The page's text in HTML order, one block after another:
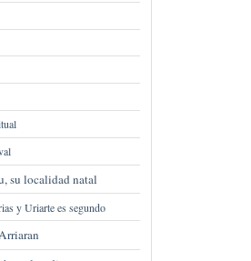
su localidad natal
y Uriarte es segundo